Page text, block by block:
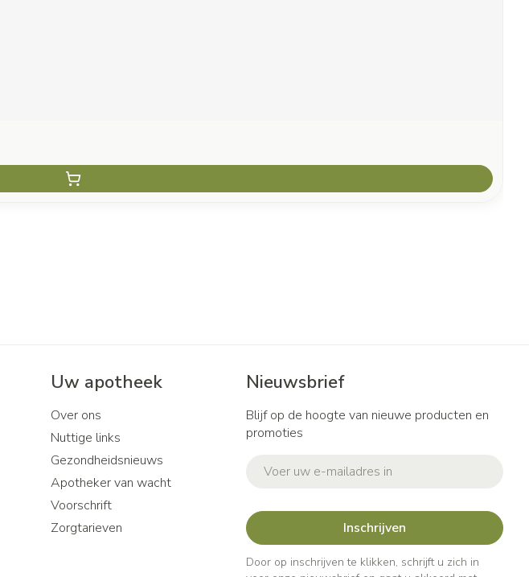
Uw apotheek
Over ons
Nuttige links
Gezondheidsnieuws
Apotheker van wacht
Voorschrift
Zorgtarieven
Nieuwsbrief
Blijf op de hoogte van nieuwe producten en
promoties
Inschrijven
Door op inschrijven te klikken, schrijft u zich in